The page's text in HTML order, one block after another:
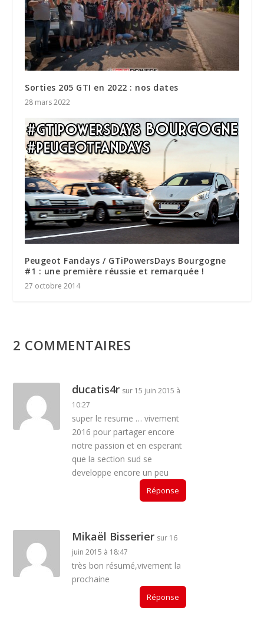
Sorties 205 GTI en 2022 : nos dates
28 mars 2022
Peugeot Fandays / GTiPowersDays Bourgogne
#1 : une première réussie et remarquée !
27 octobre 2014
2 COMMENTAIRES
ducatis4r sur 15 juin 2015 à
10:27
super le resume … vivement
2016 pour partager encore
notre passion et en esperant
que la section sud se
developpe encore un peu
Réponse
Mikaël Bisserier sur 16
juin 2015 à 18:47
très bon résumé,vivement la
prochaine
Réponse